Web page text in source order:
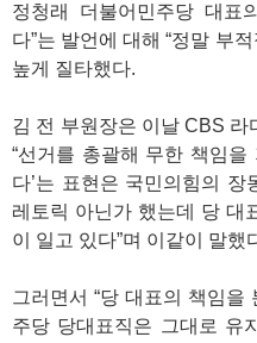
정청래 더불어민주당 대표
다”는 발언에 대해 “정말 부
높게 질타했다.
김 전 부원장은 이날 CBS 라
“선거를 총괄해 무한 책임
다’는 표현은 국민의힘의
레토릭 아닌가 했는데 당 대
이 일고 있다”며 이같이 말했
그러면서 “당 대표의 책임을
주당 당대표직은 그대로 유